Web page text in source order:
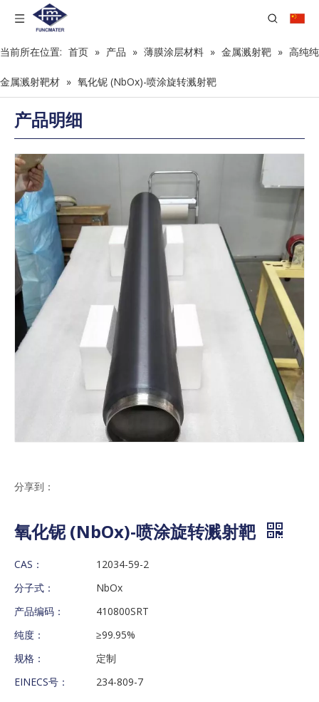
当前所在位置: 首页 » 产品 » 薄膜涂层材料 » 金属溅射靶 » 高纯纯
金属溅射靶材 » 氧化铌 (NbOx)-喷涂旋转溅射靶
产品明细
分享到：
氧化铌 (NbOx)-喷涂旋转溅射靶
CAS：
12034-59-2
分子式：
NbOx
产品编码：
410800SRT
纯度：
≥99.95%
规格：
定制
EINECS号：
234-809-7